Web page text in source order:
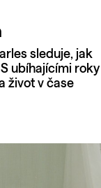
sleduje, jak
ubíhajícími roky
život v čase